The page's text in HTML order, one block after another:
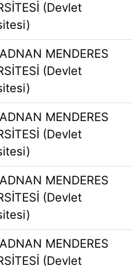
(Devlet
MENDERES
(Devlet
MENDERES
(Devlet
MENDERES
(Devlet
MENDERES
(Devlet